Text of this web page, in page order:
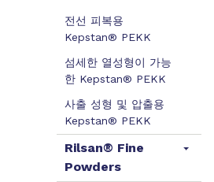
전선 피복용
Kepstan® PEKK
섬세한 열성형이 가능
한 Kepstan® PEKK
사출 성형 및 압출용
Kepstan® PEKK
Rilsan® Fine
Powders